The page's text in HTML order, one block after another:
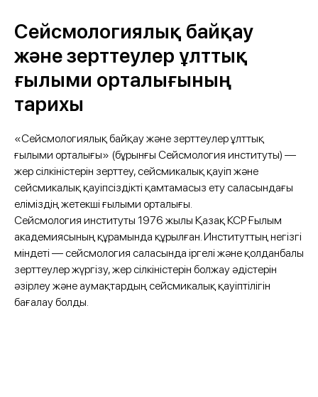
Сейсмологиялық байқау
және зерттеулер ұлттық
ғылыми орталығының
тарихы
«Сейсмологиялық байқау және зерттеулер ұлттық
ғылыми орталығы» (бұрынғы Сейсмология институты) —
жер сілкіністерін зерттеу, сейсмикалық қауіп және
сейсмикалық қауіпсіздікті қамтамасыз ету саласындағы
еліміздің жетекші ғылыми орталығы.
Сейсмология институты 1976 жылы Қазақ КСР Ғылым
академиясының құрамында құрылған. Институттың негізгі
міндеті — сейсмология саласында іргелі және қолданбалы
зерттеулер жүргізу, жер сілкіністерін болжау әдістерін
әзірлеу және аумақтардың сейсмикалық қауіптілігін
бағалау болды.